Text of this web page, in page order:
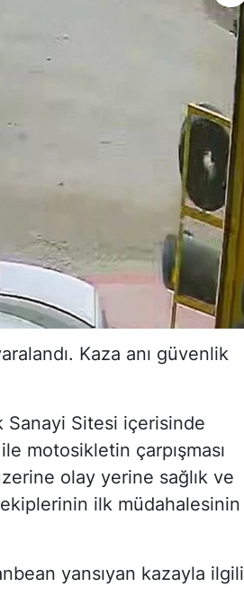
Kaza anı güvenlik
Sanayi Sitesi içerisinde
motosikletin çarpışması
olay yerine sağlık ve
ilk müdahalesinin
yansıyan kazayla ilgili